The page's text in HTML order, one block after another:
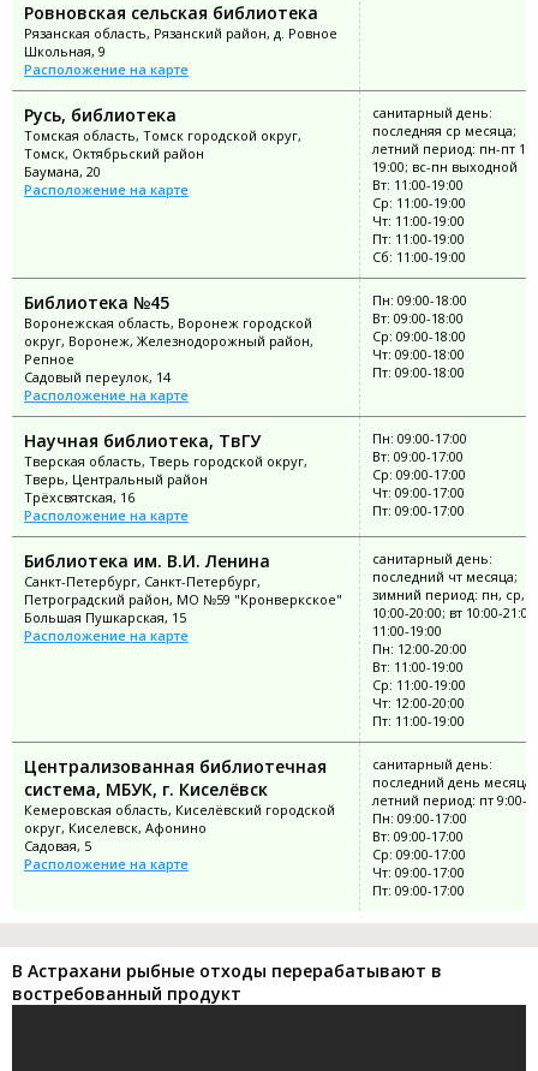
Ровновская сельская библиотека
Рязанская область, Рязанский район, д. Ровное
Школьная, 9
Расположение на карте
Русь, библиотека
Томская область, Томск городской округ,
Томск, Октябрьский район
Баумана, 20
Расположение на карте
санитарный день:
последняя ср месяца;
летний период: пн-пт
19:00; вс-пн выходной
Вт: 11:00-19:00
Ср: 11:00-19:00
Чт: 11:00-19:00
Пт: 11:00-19:00
Сб: 11:00-19:00
Библиотека №45
Воронежская область, Воронеж городской
округ, Воронеж, Железнодорожный район,
Репное
Садовый переулок, 14
Расположение на карте
Пн: 09:00-18:00
Вт: 09:00-18:00
Ср: 09:00-18:00
Чт: 09:00-18:00
Пт: 09:00-18:00
Научная библиотека, ТвГУ
Тверская область, Тверь городской округ,
Тверь, Центральный район
Трёхсвятская, 16
Расположение на карте
Пн: 09:00-17:00
Вт: 09:00-17:00
Ср: 09:00-17:00
Чт: 09:00-17:00
Пт: 09:00-17:00
Библиотека им. В.И. Ленина
Санкт-Петербург, Санкт-Петербург,
Петроградский район, МО №59 "Кронверкское"
Большая Пушкарская, 15
Расположение на карте
санитарный день:
последний чт месяца;
зимний период: пн, ср,
10:00-20:00; вт 10:00-
11:00-19:00
Пн: 12:00-20:00
Вт: 11:00-19:00
Ср: 11:00-19:00
Чт: 12:00-20:00
Пт: 11:00-19:00
Централизованная библиотечная
система, МБУК, г. Киселёвск
Кемеровская область, Киселёвский городской
округ, Киселевск, Афонино
Садовая, 5
Расположение на карте
санитарный день:
последний день месяца;
летний период: пт 9:00-
Пн: 09:00-17:00
Вт: 09:00-17:00
Ср: 09:00-17:00
Чт: 09:00-17:00
Пт: 09:00-17:00
В Астрахани рыбные отходы перерабатывают в
востребованный продукт